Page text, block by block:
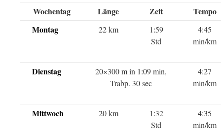
Wochentag
Länge Zeit
Tempo
Montag
22 km
1:59
Std
4:45
min/km
Dienstag
20×300 m in 1:09 min,
Trabp. 30 sec
4:27
min/km
Mittwoch 20 km
1:32
Std
4:35
min/km